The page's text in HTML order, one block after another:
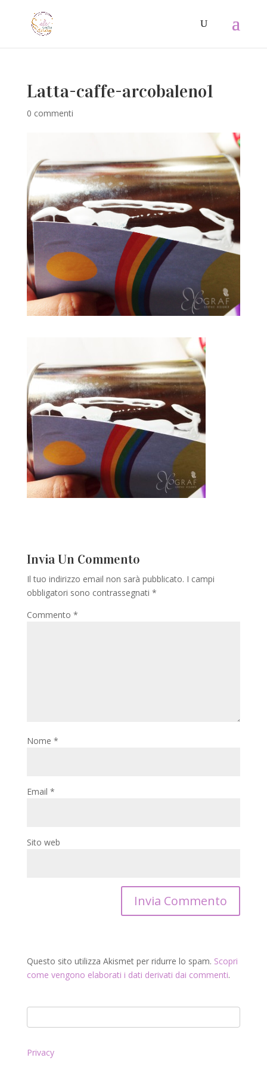
Latta-caffe-arcobaleno1
0 commenti
Invia Un Commento
Il tuo indirizzo email non sarà pubblicato. I campi
obbligatori sono contrassegnati *
Commento *
Nome *
Email *
Sito web
Questo sito utilizza Akismet per ridurre lo spam. Scopri
come vengono elaborati i dati derivati dai commenti.
Privacy